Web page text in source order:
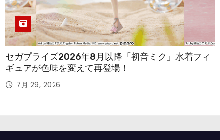
セガプライズ2026年8月以降「初音ミク」水着フィ
ギュアが色味を変えて再登場！
7月 29, 2026